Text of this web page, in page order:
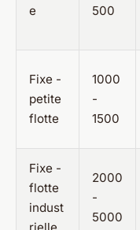
e
500
Fixe -
petite
flotte
1000
-
1500
Fixe -
flotte
indust
2000
-
5000